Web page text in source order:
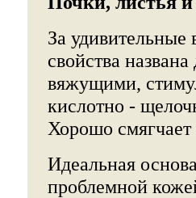
За
свойства
вяжущими,
кислотно -
Хорошо смягчает
Идеальная
проблемной